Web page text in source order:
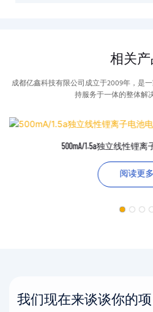
相关产
成都亿鑫科技有限公司成立于2009年，是
持服务于一体的整体解
500mA/1.5a独立线性锂离
阅读更多
我们现在来谈谈你的项